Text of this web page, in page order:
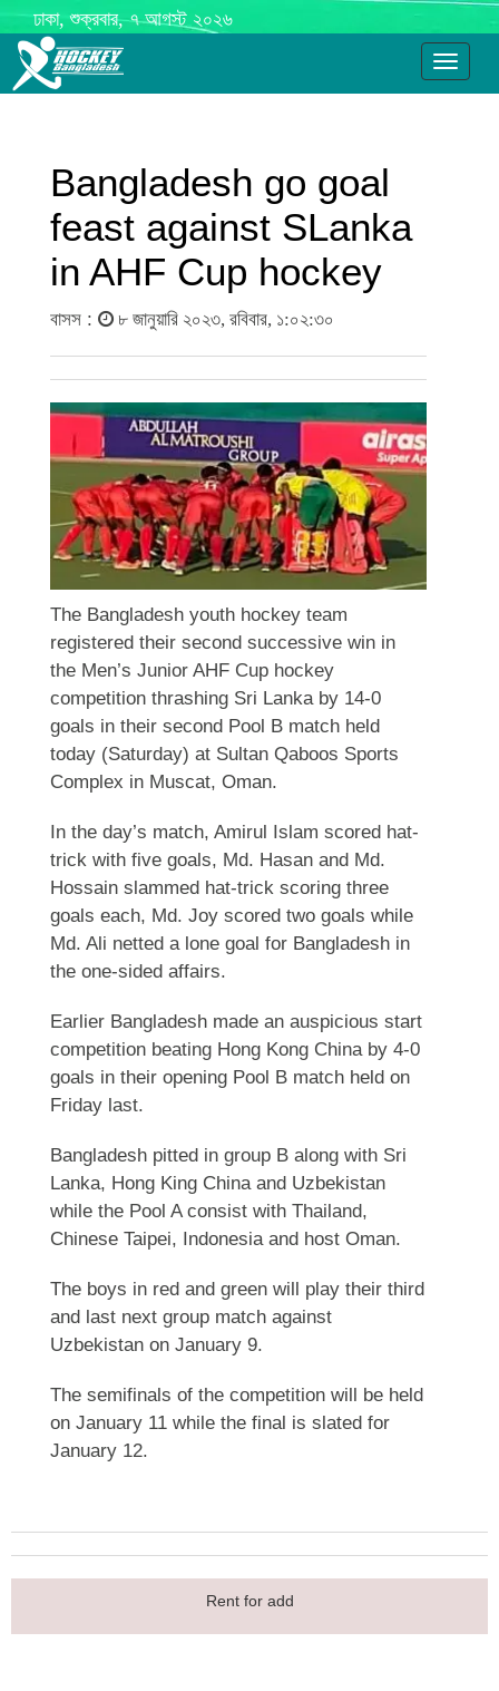
ঢাকা, শুক্রবার, ৭ আগস্ট ২০২৬
Toggle
Bangladesh go goal
feast against SLanka
in AHF Cup hockey
বাসস : ৮ জানুয়ারি ২০২৩, রবিবার, ১:০২:৩০
The Bangladesh youth hockey team
registered their second successive win in
the Men’s Junior AHF Cup hockey
competition thrashing Sri Lanka by 14-0
goals in their second Pool B match held
today (Saturday) at Sultan Qaboos Sports
Complex in Muscat, Oman.
In the day’s match, Amirul Islam scored hat-
trick with five goals, Md. Hasan and Md.
Hossain slammed hat-trick scoring three
goals each, Md. Joy scored two goals while
Md. Ali netted a lone goal for Bangladesh in
the one-sided affairs.
Earlier Bangladesh made an auspicious start
competition beating Hong Kong China by 4-0
goals in their opening Pool B match held on
Friday last.
Bangladesh pitted in group B along with Sri
Lanka, Hong King China and Uzbekistan
while the Pool A consist with Thailand,
Chinese Taipei, Indonesia and host Oman.
The boys in red and green will play their third
and last next group match against
Uzbekistan on January 9.
The semifinals of the competition will be held
on January 11 while the final is slated for
January 12.
Rent for add